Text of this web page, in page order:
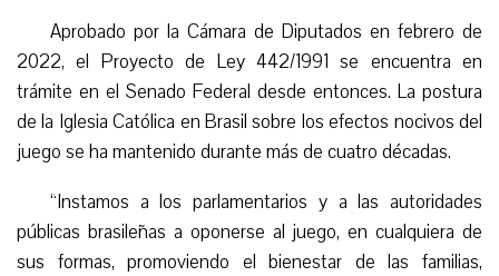
Aprobado por la Cámara de Diputados en febrero de
2022, el Proyecto de Ley 442/1991 se encuentra en
trámite en el Senado Federal desde entonces. La postura
de la Iglesia Católica en Brasil sobre los efectos nocivos del
juego se ha mantenido durante más de cuatro décadas.
“Instamos a los parlamentarios y a las autoridades
públicas brasileñas a oponerse al juego, en cualquiera de
sus formas, promoviendo el bienestar de las familias,